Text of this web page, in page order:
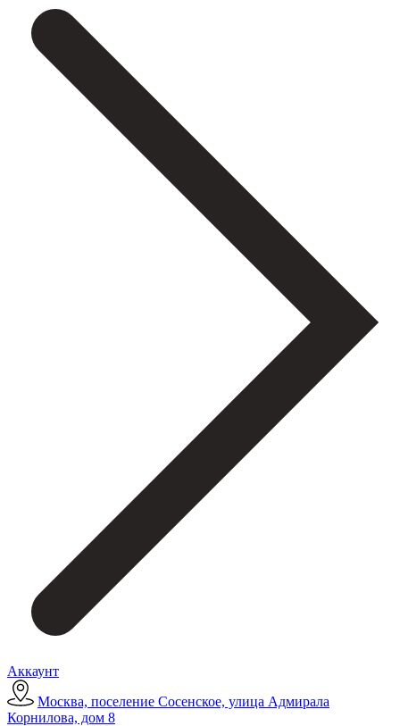
Аккаунт
Москва, поселение Сосенское, улица Адмирала
Корнилова, дом 8